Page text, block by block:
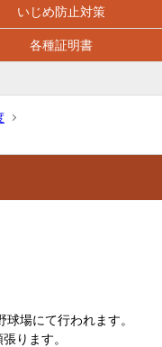
いじめ防止対策
各種証明書
場にて行われます。
ります。